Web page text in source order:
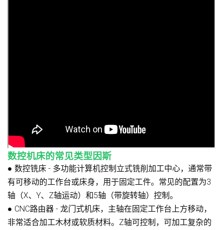
数控机床的常见类型因斯
● 数控铣床 - 多功能计算机控制立式铣削加工中心，通常带
有可移动的工作台或床身，用于固定工件。常见的配置为3
轴（X、Y、Z轴运动）和5轴（带旋转轴）控制。
● CNC路由器 - 龙门式机床，主轴在固定工作台上方移动，
非常适合加工木材或软质材料。Z轴可控制，可加工复杂的